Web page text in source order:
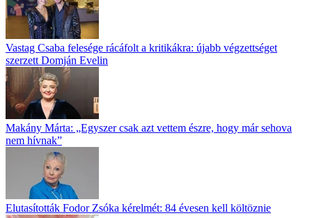
Vastag Csaba felesége rácáfolt a kritikákra: újabb végzettséget
szerzett Domján Evelin
Makány Márta: „Egyszer csak azt vettem észre, hogy már sehova
nem hívnak”
Elutasították Fodor Zsóka kérelmét: 84 évesen kell költöznie